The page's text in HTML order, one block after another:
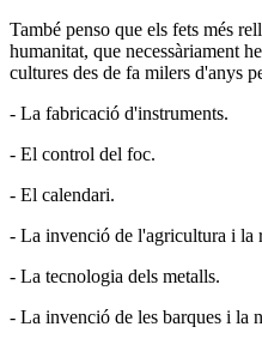
També penso que els fets més
humanitat, que necessàriament
cultures des de fa milers d'anys
- La fabricació d'instruments.
- El control del foc.
- El calendari.
- La invenció de l'agricultura i la
- La tecnologia dels metalls.
- La invenció de les barques i la